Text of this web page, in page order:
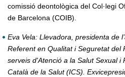
comissió deontològica del Col·legi
de Barcelona (COIB).
Eva Vela: Llevadora, presidenta de
Referent en Qualitat i Seguretat del
serveis d'Atenció a la Salut Sexual i
Català de la Salut (ICS).